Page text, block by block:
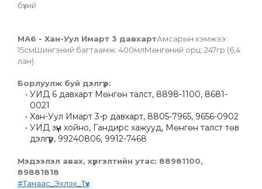
бүхий
МА6 - Хан-Уул Имарт 3 давхартАмсарын хэмжээ:
15смШингэний багтаамж: 400млМөнгөний орц: 247гр (6,4
лан)
Борлуулж буй дэлгүүр:
УИД 6 давхарт Мөнгөн талст, 8898-1100, 8681-
0021
Хан-Уул Имарт 3-р давхарт, 8805-7965, 9656-0902
УИД зүүн хойно, Гандирс хажууд, Мөнгөн талст төв
дэлгүүр, 99240806, 9912-7468
Мэдээлэл авах, хүргэлтийн утас: 88981100,
89881818
#Танаас_Эхлэх_Түүх